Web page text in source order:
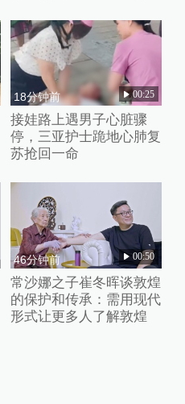
18分钟前 00:25
接娃路上遇男子心脏骤
停，三亚护士跪地心肺复
苏抢回一命
46分钟前 00:50
常沙娜之子崔冬晖谈敦煌
的保护和传承：需用现代
形式让更多人了解敦煌